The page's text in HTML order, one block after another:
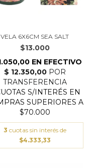
VELA 6X6CM SEA SALT
$13.000
3 cuotas sin interés de
$4.333,33